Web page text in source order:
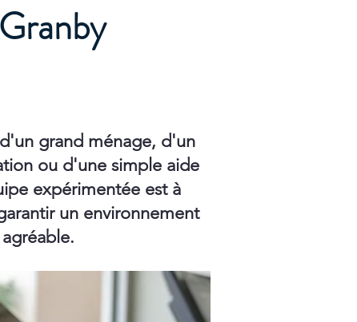
grand ménage, d'un
ou d'une simple aide
expérimentée est à
un environnement